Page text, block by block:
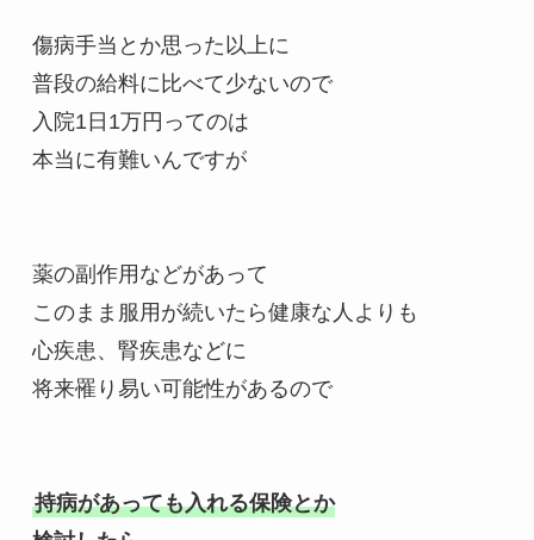
傷病手当とか思った以上に
普段の給料に比べて少ないので
入院1日1万円ってのは
本当に有難いんですが
薬の副作用などがあって
このまま服用が続いたら健康な人よりも
心疾患、腎疾患などに
将来罹り易い可能性があるので
持病があっても入れる保険とか